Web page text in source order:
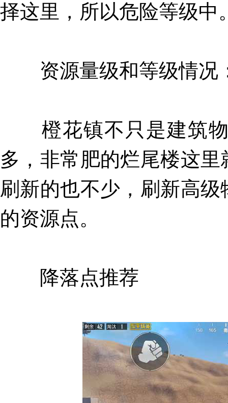
择这里，所以危险等级中
资源量级和等级情况
橙花镇不只是建筑物
多，非常肥的烂尾楼这
刷新的也不少，刷新高
的资源点。
降落点推荐